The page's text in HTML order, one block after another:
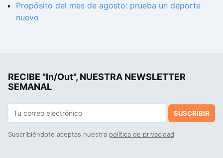
Propósito del mes de agosto: prueba un deporte
nuevo
RECIBE "In/Out", NUESTRA NEWSLETTER
SEMANAL
SUSCRIBIR
Suscribiéndote aceptas nuestra política de privacidad